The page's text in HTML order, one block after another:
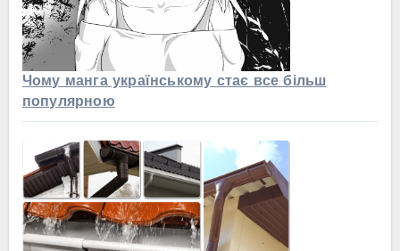
Чому манга українському стає все більш
популярною